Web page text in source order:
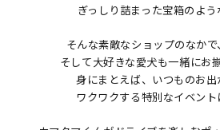
ぎっしり詰まった宝箱のよう
そんな素敵なショップのなかで
そして大好きな愛犬も一緒にお
身にまとえば、いつものお
ワクワクする特別なイベント